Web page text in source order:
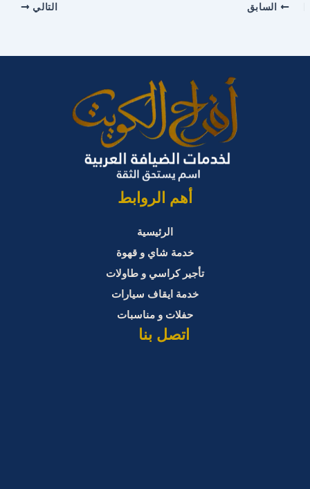
السابق التالي
أهم الروابط
الرئيسية
خدمة شاي و قهوة
تأجير كراسي و طاولات
خدمة ايقاف سيارات
حفلات و مناسبات
اتصل بنا